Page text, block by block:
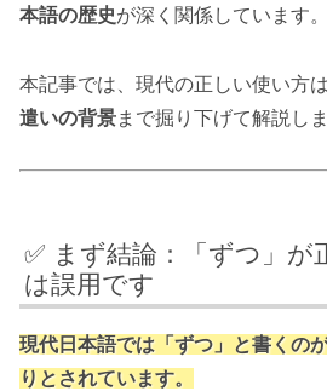
本語の歴史が深く関係しています。
本記事では、現代の正しい使い方は
遣いの背景まで掘り下げて解説しま
✅ まず結論：「ずつ」が
は誤用です
現代日本語では「ずつ」と書くの
りとされています。